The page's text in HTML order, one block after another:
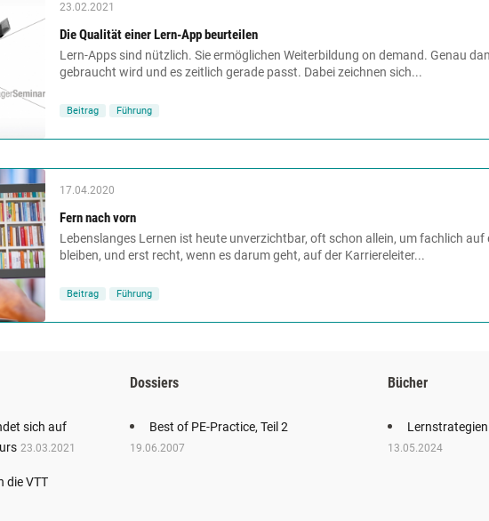
23.02.2021
Die Qualität einer Lern-App beurteilen
Lern-Apps sind nützlich. Sie ermöglichen Weiterbildung on demand. Genau
gebraucht wird und es zeitlich gerade passt. Dabei zeichnen sich...
Beitrag Führung
17.04.2020
Fern nach vorn
Lebenslanges Lernen ist heute unverzichtbar, oft schon allein, um fachlich auf
bleiben, und erst recht, wenn es darum geht, auf der Karriereleiter...
Beitrag Führung
sich auf
23.03.2021
die VTT
Dossiers
Best of PE-Practice, Teil 2
19.06.2007
Bücher
13.05.2024